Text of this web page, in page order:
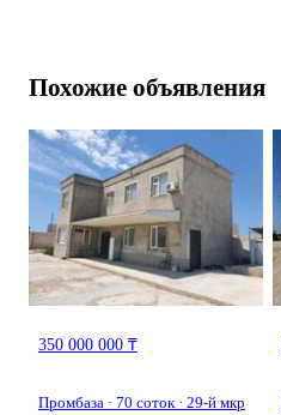
Похожие объявления
350 000 000 ₸
Промбаза · 70 соток · 29-й мкр